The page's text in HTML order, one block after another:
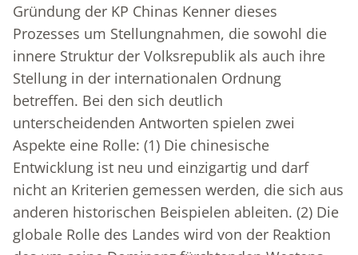
Gründung der KP Chinas Kenner dieses
Prozesses um Stellungnahmen, die sowohl die
innere Struktur der Volksrepublik als auch ihre
Stellung in der internationalen Ordnung
betreffen. Bei den sich deutlich
unterscheidenden Antworten spielen zwei
Aspekte eine Rolle: (1) Die chinesische
Entwicklung ist neu und einzigartig und darf
nicht an Kriterien gemessen werden, die sich aus
anderen historischen Beispielen ableiten. (2) Die
globale Rolle des Landes wird von der Reaktion